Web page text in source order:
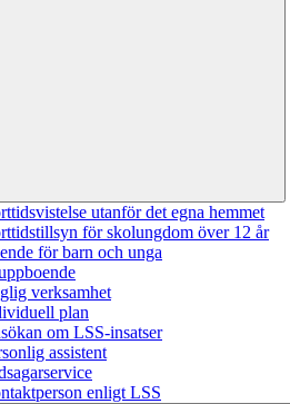
utanför det egna hemmet
för skolungdom över 12 år
för barn och unga
verksamhet
plan
om LSS-insatser
assistent
enligt LSS